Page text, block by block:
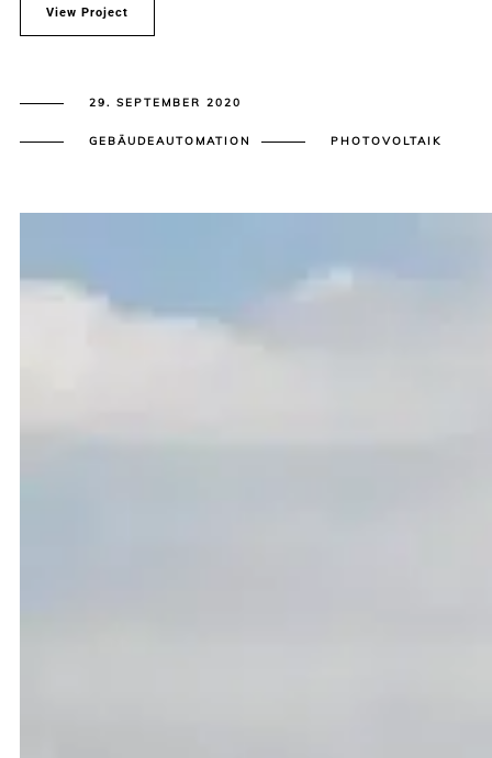
View Project
29. SEPTEMBER 2020
GEBÄUDEAUTOMATION PHOTOVOLTAIK